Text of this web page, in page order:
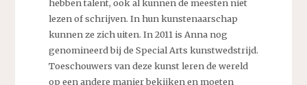
hebben talent, ook al kunnen de meesten niet
lezen of schrijven. In hun kunstenaarschap
kunnen ze zich uiten. In 2011 is Anna nog
genomineerd bij de Special Arts kunstwedstrijd.
Toeschouwers van deze kunst leren de wereld
op een andere manier bekijken en moeten